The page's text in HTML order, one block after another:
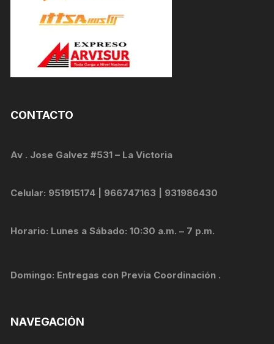
CONTACTO
Av . Jose Galvez #531 – La Victoria
Celular: 951915174 | 966747163 | 931986430
Horario: Lunes a Sábado: 10:30 a.m. – 7 p.m.
Domingo: Entregas con Previa Coordinación .
NAVEGACIÓN